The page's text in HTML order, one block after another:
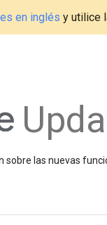
en inglés y utilice
sobre las nuevas